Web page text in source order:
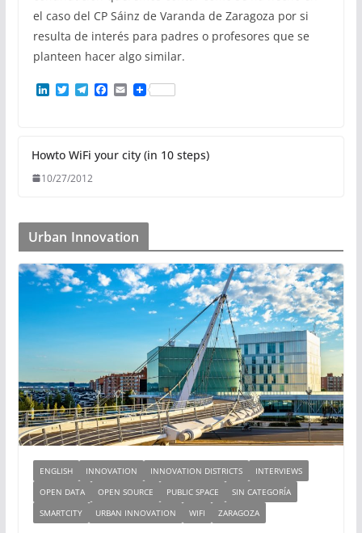
el caso del CP Sáinz de Varanda de Zaragoza por si
resulta de interés para padres o profesores que se
planteen hacer algo similar.
L
d
n
T
e
T
r
a
m
F
o
E
Howto WiFi your city (in 10 steps)
10/27/2012
Urban Innovation
ENGLISH INNOVATION INNOVATION DISTRICTS
INTERVIEWS
OPEN DATA
OPEN SOURCE PUBLIC SPACE
SIN CATEGORÍA
SMARTCITY
URBAN INNOVATION WIFI ZARAGOZA